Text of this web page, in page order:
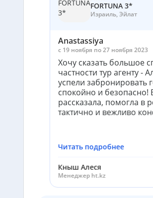
FORTUNA 3*
Израиль, Эйлат
Anastassiya
c 19 ноября по 27 ноября 2023
Хочу сказать большое
частности тур агенту -
успели забронировать
спокойно и безопасно!
рассказала, помогла в
тактично и вежливо
Читать подробнее
Кныш Алеся
Менеджер ht.kz